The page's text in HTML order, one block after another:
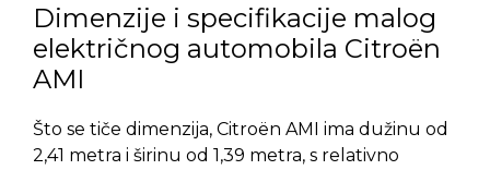
Dimenzije i specifikacije malog
električnog automobila Citroën
AMI
Što se tiče dimenzija, Citroën AMI ima dužinu od
2,41 metra i širinu od 1,39 metra, s relativno